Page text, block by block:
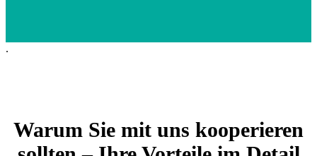
.
Warum Sie mit uns kooperieren